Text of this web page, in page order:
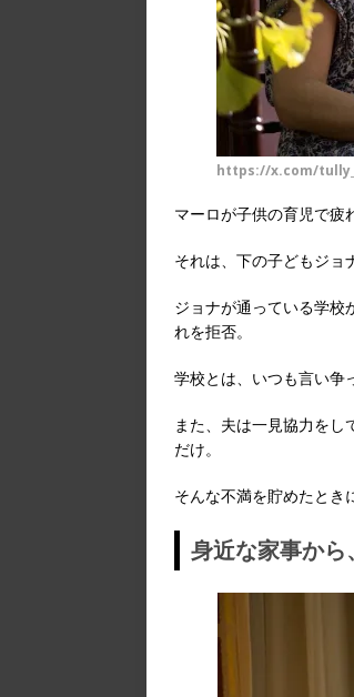
https://x.com/
マーロが子供の育児で疲
それは、下の子どもジョ
ジョナが通っている学校
れを拒否。
学校とは、いつも言い争
また、夫は一見協力をし
だけ。
そんな不満を貯めたとき
身近な家事か